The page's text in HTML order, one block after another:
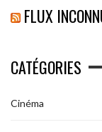
FLUX
CATÉGORIES
Cinéma